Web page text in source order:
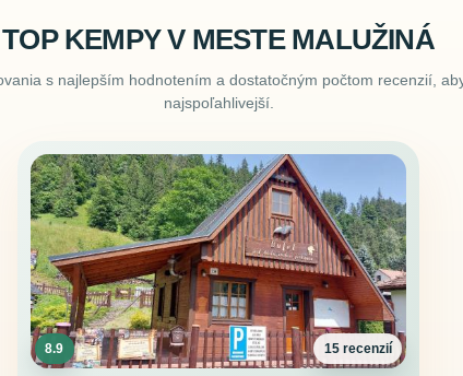
TOP KEMPY V MESTE MALUŽINÁ
s najlepším hodnotením a dostatočným počtom recenzií,
najspoľahlivejší.
8.9 15 recenzií